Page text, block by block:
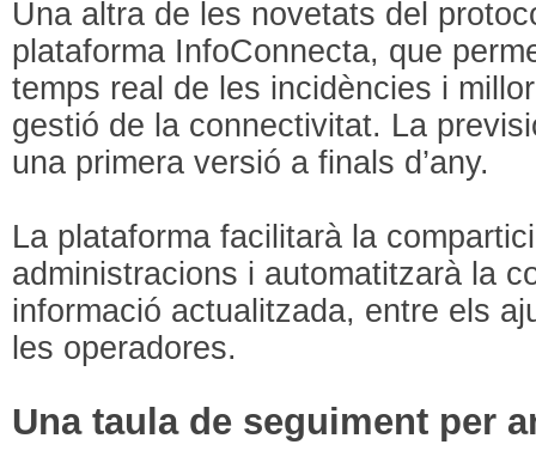
Una altra de les novetats del
plataforma InfoConnecta, que
temps real de les incidències i
gestió de la connectivitat. La
una primera versió a finals d’any.
La plataforma facilitarà la
administracions i automatitzarà la
informació actualitzada, entre els
les operadores.
Una taula de seguiment per